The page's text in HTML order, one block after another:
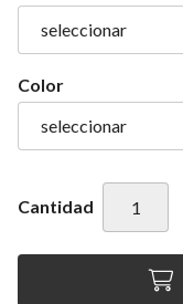
Color
Cantidad